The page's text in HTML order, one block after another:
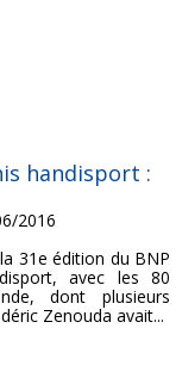
handisport :
2016
31e édition du BNP
avec les 80
dont plusieurs
Zenouda avait...